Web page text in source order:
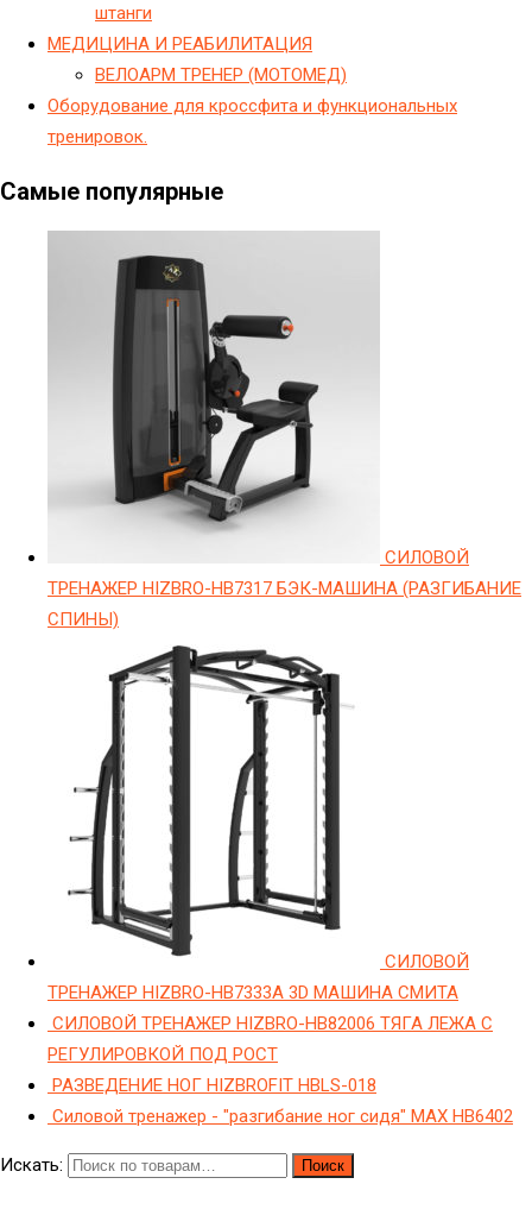
штанги
МЕДИЦИНА И РЕАБИЛИТАЦИЯ
ВЕЛОАРМ ТРЕНЕР (МОТОМЕД)
Оборудование для кроссфита и функциональных
тренировок.
Самые популярные
СИЛОВОЙ
ТРЕНАЖЕР HIZBRO-HB7317 БЭК-МАШИНА (РАЗГИБАНИЕ
СПИНЫ)
СИЛОВОЙ
ТРЕНАЖЕР HIZBRO-HB7333A 3D МАШИНА СМИТА
СИЛОВОЙ ТРЕНАЖЕР HIZBRO-HB82006 ТЯГА ЛЕЖА С
РЕГУЛИРОВКОЙ ПОД РОСТ
РАЗВЕДЕНИЕ НОГ HIZBROFIT HBLS-018
Силовой тренажер - "разгибание ног сидя" МAX HB6402
Искать: Поиск